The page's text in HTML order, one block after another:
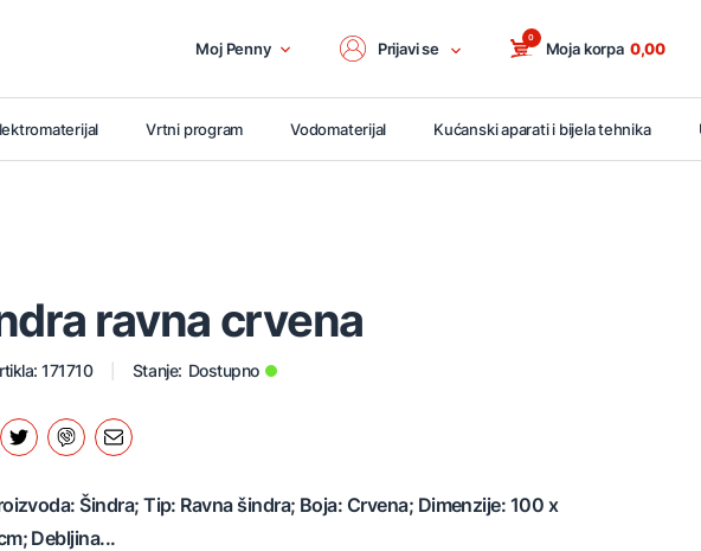
Moj Penny Prijavi se Moja korpa
0
0,00
Vrtni program Vodomaterijal Kućanski aparati i bijela tehnika
ravna crvena
171710 Stanje: Dostupno
Šindra; Tip: Ravna šindra; Boja: Crvena; Dimenzije: 100 x
Debljina...